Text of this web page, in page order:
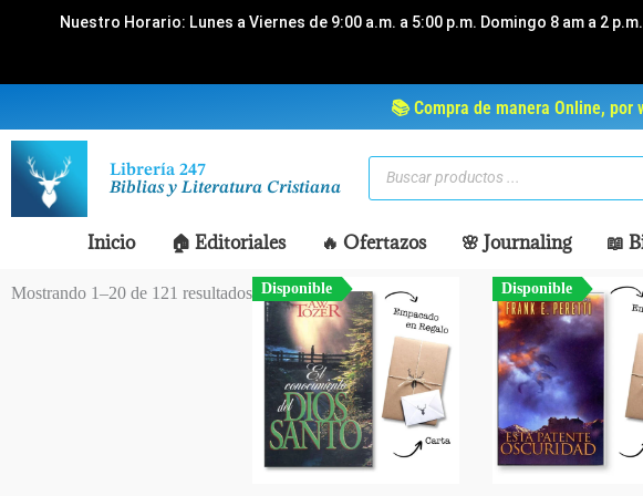
Nuestro Horario: Lunes a Viernes de 9:00 a.m. a 5:00 p.m. Domingo 8 am a 2 p.m.
📚 Compra de manera Online,
Librería 247
Biblias y Literatura Cristiana
Búsqueda
productos
Inicio 🏠 Editoriales 🔥 Ofertazos 🌸 Journaling 📖
Mostrando 1–20 de 121 resultados Disponible Disponible